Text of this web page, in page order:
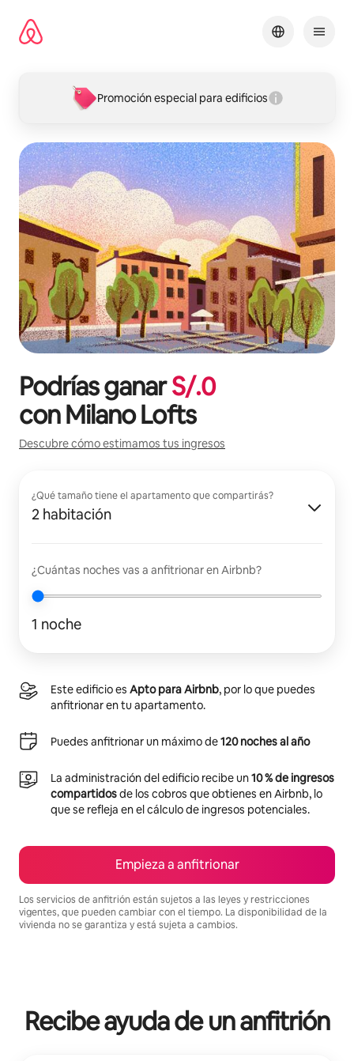
contenido
Promoción especial para edificios
Podrías ganarS/.0
conMilano Lofts
Descubre cómo estimamos tus ingresos
¿Qué tamaño tiene el apartamento que compartirás?
2 habitación
¿Cuántas noches vas a anfitrionar en Airbnb?
1 noche
Este edificio es Apto para Airbnb, por lo que puedes
anfitrionar en tu apartamento.
Puedes anfitrionar un máximo de120 noches al año
La administración del edificio recibe un10 % de ingresos
compartidosde los cobros que obtienes en Airbnb, lo
que se refleja en el cálculo de ingresos potenciales.
Empieza a anfitrionar
Los servicios de anfitrión están sujetos a las leyes y restricciones
vigentes, que pueden cambiar con el tiempo. La disponibilidad de la
vivienda no se garantiza y está sujeta a cambios.
Recibe ayuda de un anfitrión